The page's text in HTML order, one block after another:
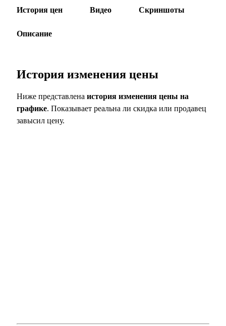
История цен Видео Скриншоты
Описание
История изменения цены
Ниже представлена история изменения цены на
графике. Показывает реальна ли скидка или продавец
завысил цену.